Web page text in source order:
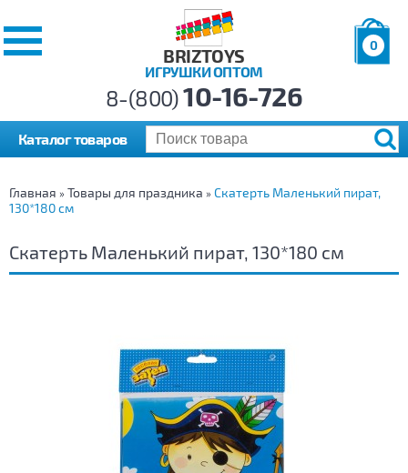
BRIZTOYS
ИГРУШКИ ОПТОМ
0
р.
8-(800)10-16-726
Каталог товаров
Главная » Товары для праздника » Скатерть Маленький пират,
130*180 см
Скатерть Маленький пират, 130*180 см